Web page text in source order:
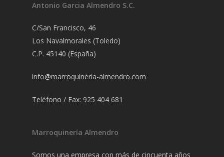
Antonio Garcia Almendro S.C.
C/San Francisco, 46
Los Navalmorales (Toledo)
C.P. 45140 (España)
info@marroquineria-almendro.com
Teléfono / Fax: 925 404 681
Marroquinería Almendro
Somos una empresa con más de cincuenta años